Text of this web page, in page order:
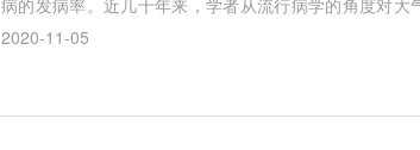
病的发病率。近几十年来，学者从流行病学的角度对大
等进行研究，然而，有关气溶胶影响人体健康的具体机
2020-11-05